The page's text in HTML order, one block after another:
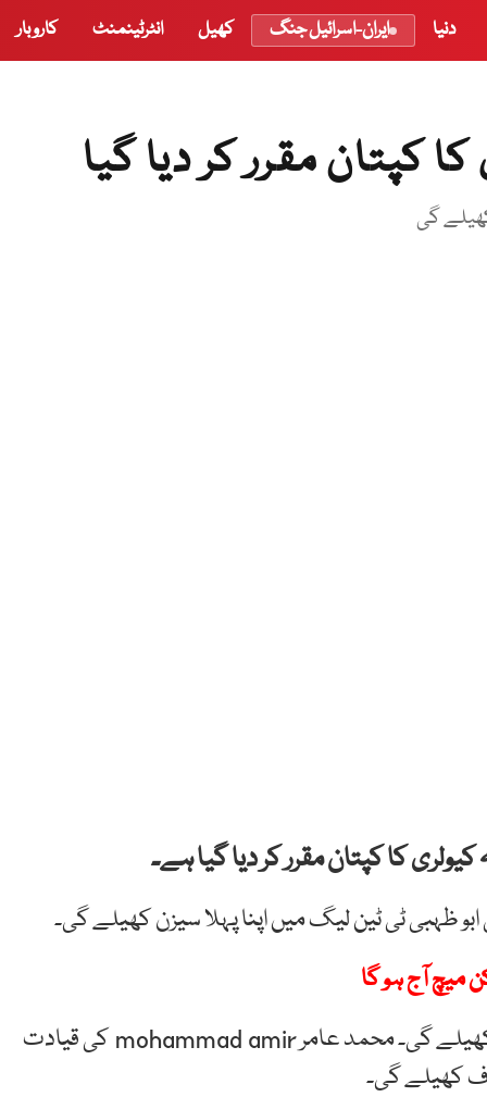
دنیا ایران-اسرائیل جنگ کھیل انٹرٹینمنٹ کاروبار
کپتان مقرر کر دیا گیا
کا کپتان مقرر کر دیا گیا ہے۔
میچ آج ہو گا
کوئٹہ کیولری اپنا افتتاحی میچ ناردرن واریئرز کے خلاف کھیلے گی۔ محمد عامر mohammad amir کی قیادت